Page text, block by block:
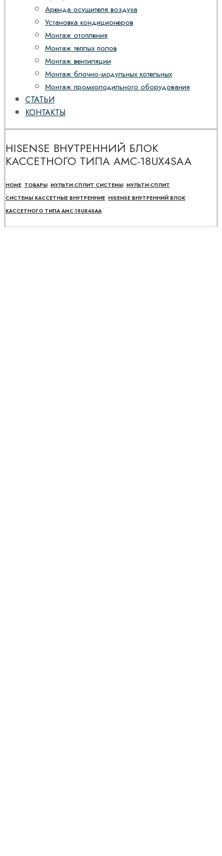
Аренда осушителя воздуха
Установка кондиционеров
Монтаж отопления
Монтаж теплых полов
Монтаж вентиляции
Монтаж блочно-модульных котельных
Монтаж промхолодильного оборудования
СТАТЬИ
КОНТАКТЫ
HISENSE ВНУТРЕННИЙ БЛОК
КАССЕТНОГО ТИПА AMC-18UX4SAA
HOME ТОВАРЫ МУЛЬТИ-СПЛИТ СИСТЕМЫ МУЛЬТИ-СПЛИТ
СИСТЕМЫ КАССЕТНЫЕ ВНУТРЕННИЕ HISENSE ВНУТРЕННИЙ БЛОК
КАССЕТНОГО ТИПА AMC-18UX4SAA